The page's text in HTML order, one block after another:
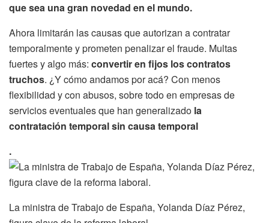
que sea una gran novedad en el mundo.
Ahora limitarán las causas que autorizan a contratar
temporalmente y prometen penalizar el fraude. Multas
fuertes y algo más: convertir en fijos los contratos
truchos. ¿Y cómo andamos por acá? Con menos
flexibilidad y con abusos, sobre todo en empresas de
servicios eventuales que han generalizado la
contratación temporal sin causa temporal
.
La ministra de Trabajo de España, Yolanda Díaz Pérez,